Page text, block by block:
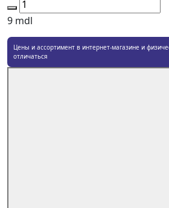
9 mdl
Цены и ассортимент в интернет-магазине и
отличаться